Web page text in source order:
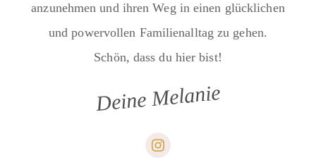
anzunehmen und ihren Weg in einen glücklichen
und powervollen Familienalltag zu gehen.
Schön, dass du hier bist!
Deine Melanie